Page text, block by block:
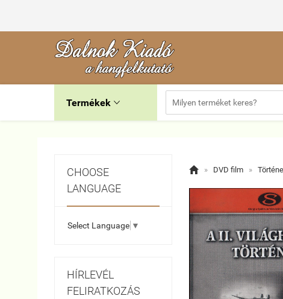
Termékek 
CHOOSE
LANGUAGE
Select Language ▼
HÍRLEVÉL
FELIRATKOZÁS
 » DVD film »